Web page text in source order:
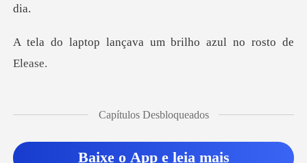
nçava um brilho azu
SkyNet se estenderam pelo
Capítulos Desbloqueados
Baixe o App e leia mais